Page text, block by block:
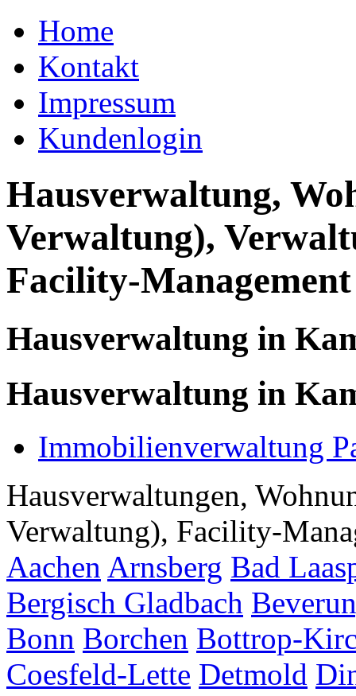
Home
Kontakt
Impressum
Kundenlogin
Hausverwaltung,
Verwaltung),
Facility-Management
Hausverwaltung in
Hausverwaltung in
Immobilienverwaltung
Hausverwaltungen,
Verwaltung), Facility-
Aachen Arnsberg Bad
Bergisch Gladbach
Bonn Borchen Bottrop-
Coesfeld-Lette Detmold